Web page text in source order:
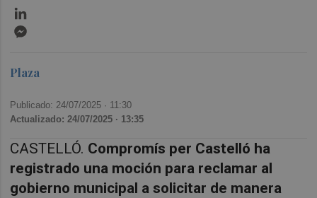
Plaza
Publicado: 24/07/2025 · 11:30
Actualizado: 24/07/2025 · 13:35
CASTELLÓ. Compromís per Castelló ha
registrado una moción para reclamar al
gobierno municipal a solicitar de manera